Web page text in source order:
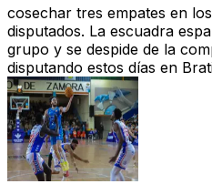
cosechar tres empates en
disputados. La escuadra
grupo y se despide de la
disputando estos días en